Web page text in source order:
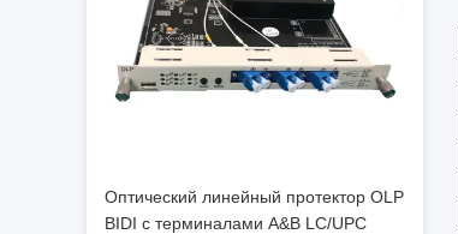
Оптический линейный протектор OLP
BIDI с терминалами A&B LC/UPC